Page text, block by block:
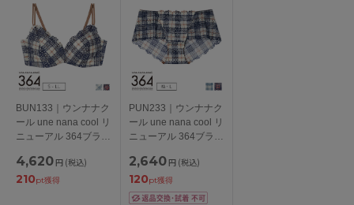
BUN133｜ウンナナク
ール une nana cool リ
ニューアル 364ブラ
ブラ S/M/L/LL
4,620 円 (税込)
210pt獲得
PUN233｜ウンナナク
ール une nana cool リ
ニューアル 364ブラ
ーツ M/L
2,640 円 (税込)
120pt獲得